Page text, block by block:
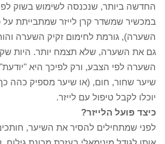
במכשיר שמשדר קרן לייזר שמתבייתת
השערה), גורמת לחימום זקיק השערה
גם את השערה, שלא תצמח יותר. היות
השערה לפי הצבע, ורק לפיכך היא
שיער שחור, חום, (או שיער מספיק כהה
יוכלו לקבל טיפול עם לייזר.
כיצד פועל הלייזר?
לפני שמתחילים להסיר את השיער,